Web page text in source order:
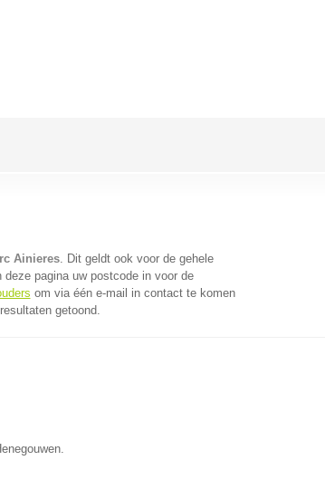
Ainieres. Dit geldt ook voor de gehele
deze pagina uw postcode in voor de
om via één e-mail in contact te komen
getoond.